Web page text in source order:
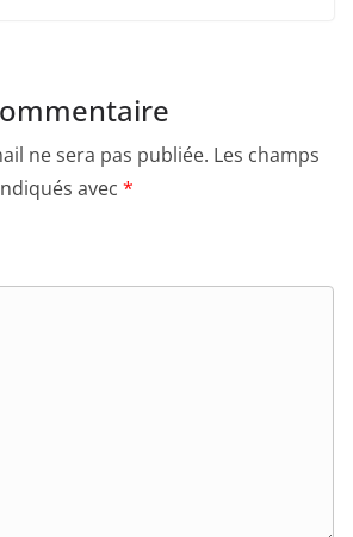
ne sera pas publiée. Les champs
avec *